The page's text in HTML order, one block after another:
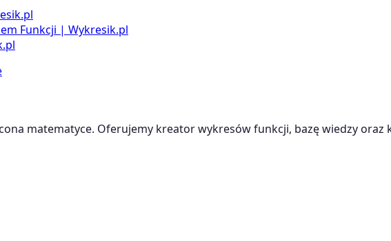
Funkcji | Wykresik.pl
matematyce. Oferujemy kreator wykresów funkcji, bazę wiedzy